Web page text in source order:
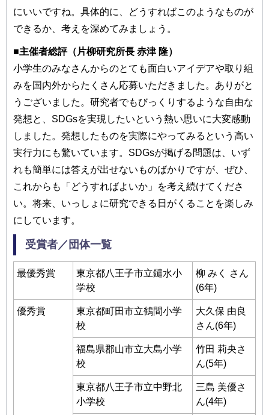
にいいですね。具体的に、どうすればこのようなものが
できるか、考えを深めてみましょう。
■主催者総評（⽚柳研究所⻑ ⾚津 隆）
⼩学⽣のみなさんからのとても⾯⽩いアイデアや取り組
みを国内外からたくさん応募いただきました。ありがと
うございました。研究者でもびっくりするような⾃由な
発想と、SDGsを実現したいという熱い思いに⼤変感動
しました。発想したものを実際にやってみるという⾼い
実⾏⼒にも驚いています。SDGsが掲げる問題は、いず
れも簡単には答えが出せないものばかりですが、ぜひ、
これからも「どうすればよいか」を考え続けてくださ
い。将来、いっしょに研究できる⽇がくることを楽しみ
にしています。
受賞者／団体⼀覧
最優秀賞
東京都⼋王⼦市⽴鑓⽔⼩
学校
柳 みく さん
(6年)
優秀賞
東京都町⽥市⽴鶴間⼩学
校
⼤久保 由良
さん(6年)
福島県郡⼭市⽴⼤島⼩学
校
⽵⽥ 莉央さ
ん(5年)
東京都⼋王⼦市⽴中野北
⼩学校
三島 美優さ
ん(4年)